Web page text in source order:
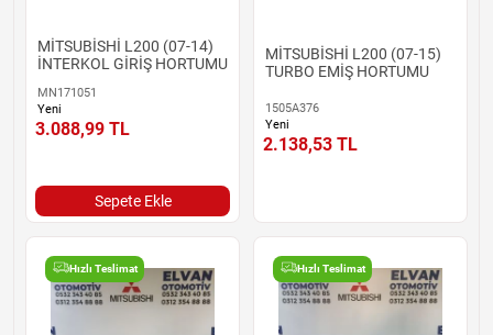
MİTSUBİSHİ L200 (07-14)
İNTERKOL GİRİŞ HORTUMU
MN171051
Yeni
3.088,99 TL
Sepete Ekle
MİTSUBİSHİ L200 (07-15)
TURBO EMİŞ HORTUMU
1505A376
Yeni
2.138,53 TL
Hızlı Teslimat Hızlı Teslimat